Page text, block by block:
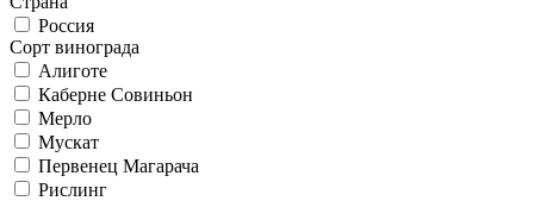
Россия
Сорт винограда
Алиготе
Каберне Совиньон
Мерло
Мускат
Первенец Магарача
Рислинг